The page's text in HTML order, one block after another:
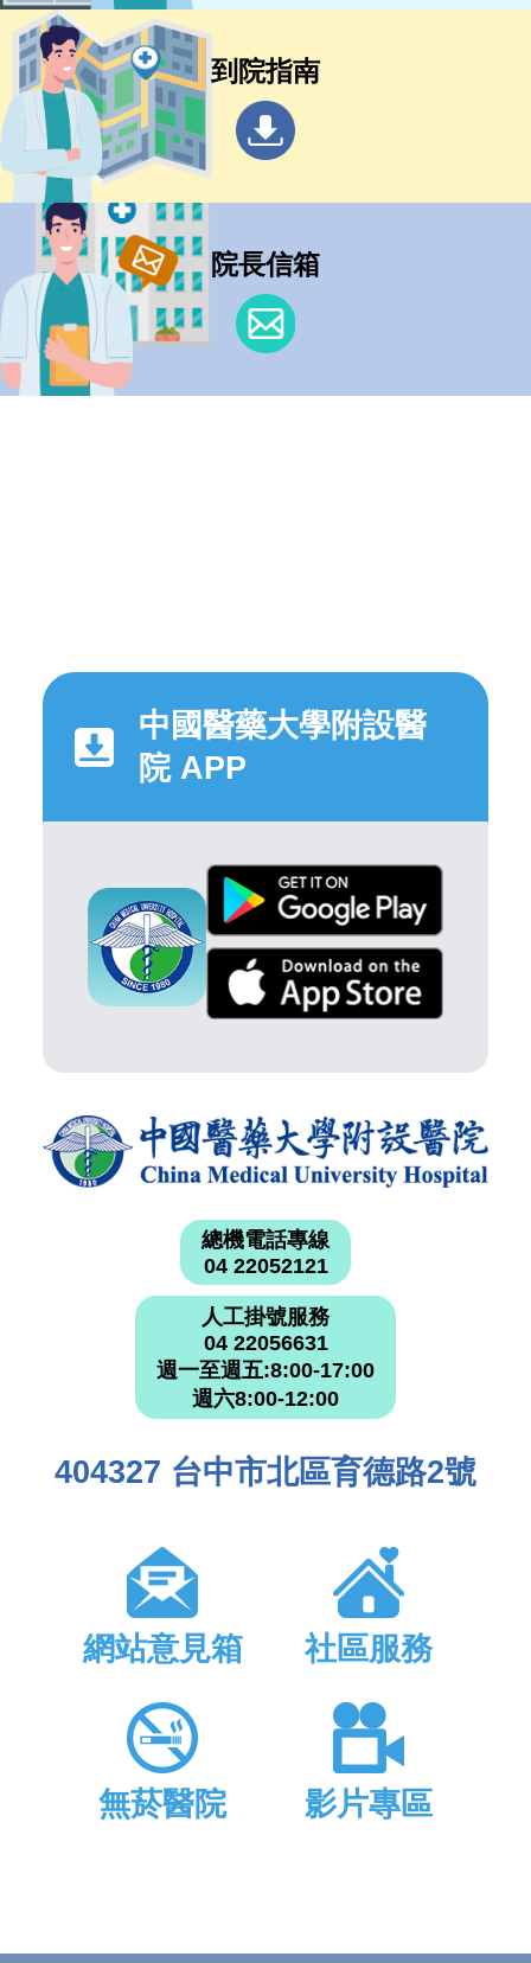
到院指南
院長信箱
中國醫藥大學附設醫
院 APP
總機電話專線
04 22052121
人工掛號服務
04 22056631
週一至週五:8:00-17:00
週六8:00-12:00
404327 台中市北區育德路2號
網站意見箱 社區服務
無菸醫院 影片專區